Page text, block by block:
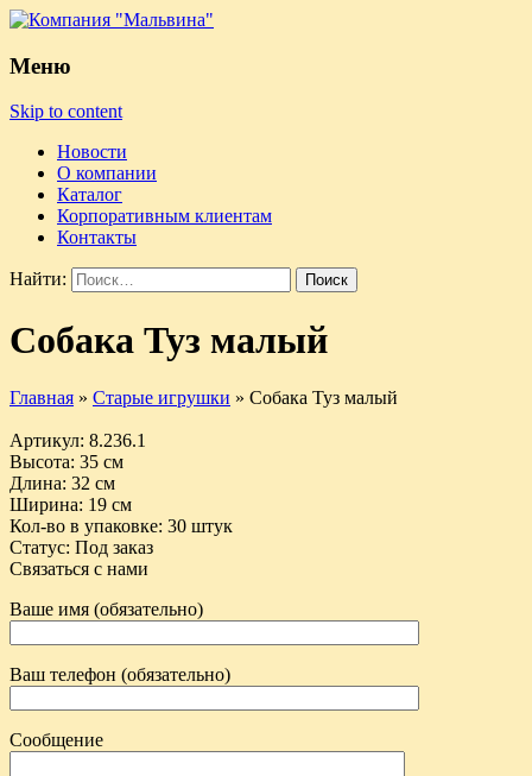
Меню
Skip to content
Новости
О компании
Каталог
Корпоративным клиентам
Контакты
Найти:
Собака Туз малый
Главная » Старые игрушки » Собака Туз малый
Артикул: 8.236.1
Высота: 35 см
Длина: 32 см
Ширина: 19 см
Кол-во в упаковке: 30 штук
Статус: Под заказ
Связаться с нами
Ваше имя (обязательно)
Ваш телефон (обязательно)
Сообщение